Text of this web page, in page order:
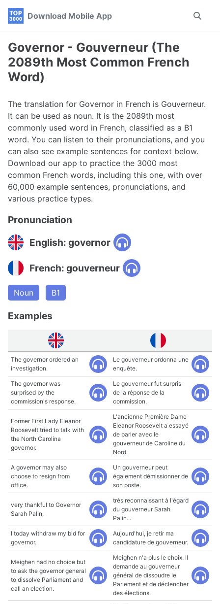
Skip
navigation
Skip
Skip
Download Mobile App
Toggle
Governor - Gouverneur (The
2089th Most Common French
Word)
The translation for Governor in French is Gouverneur.
It can be used as noun. It is the 2089th most
commonly used word in French, classified as a B1
word. You can listen to their pronunciations, and you
can also see example sentences for context below.
Download our app to practice the 3000 most
common French words, including this one, with over
60,000 example sentences, pronunciations, and
various practice types.
Pronunciation
English: governor
French: gouverneur
Noun B1
Examples
The governor ordered an
investigation.
Le gouverneur ordonna une
enquête.
The governor was
surprised by the
commission's response.
Le gouverneur fut surpris
de la réponse de la
commission.
Former First Lady Eleanor
Roosevelt tried to talk with
the North Carolina
governor.
L'ancienne Première Dame
Eleanor Roosevelt a essayé
de parler avec le
gouverneur de Caroline du
Nord.
A governor may also
choose to resign from
office.
Un gouverneur peut
également démissionner de
son poste.
very thankful to Governor
Sarah Palin,
très reconnaissant à l'égard
du gouverneur Sarah
Palin...
I today withdraw my bid for
governor.
Aujourd'hui, je retir ma
candidature de gouverneur.
Meighen had no choice but
to ask the governor general
to dissolve Parliament and
call an election.
Meighen n'a plus le choix. Il
demande au gouverneur
général de dissoudre le
Parlement et de déclencher
des élections.